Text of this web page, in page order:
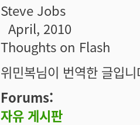
Steve Jobs
April, 2010
Thoughts on Flash
위민복님이 번역한 글입
Forums:
자유 게시판